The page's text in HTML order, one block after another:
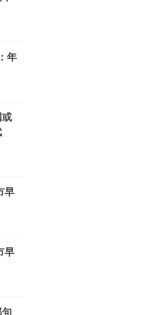
年
或
早
早